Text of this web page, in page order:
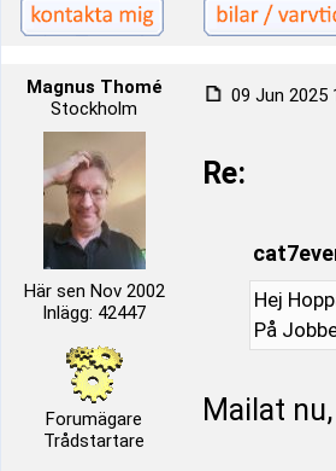
Magnus Thomé
Stockholm
Här sen Nov 2002
Inlägg: 42447
Forumägare
Trådstartare
09 Jun 2025
Re:
Hej
På
Mailat